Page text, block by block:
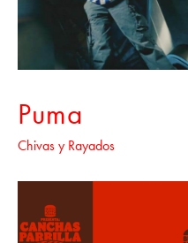
Puma
Chivas y Rayados